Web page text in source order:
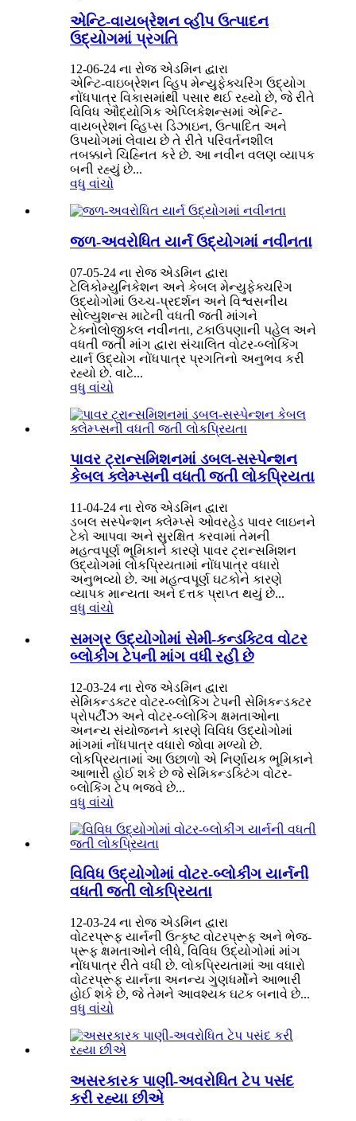
એન્ટિ-વાયબ્રેશન વ્હીપ ઉત્પાદન
ઉદ્યોગમાં પ્રગતિ
12-06-24 ના રોજ એડમિન દ્વારા
એન્ટિ-વાઇબ્રેશન વ્હિપ મેન્યુફેક્ચરિંગ ઉદ્યોગ
નોંધપાત્ર વિકાસમાંથી પસાર થઈ રહ્યો છે, જે રીતે
વિવિધ ઔદ્યોગિક એપ્લિકેશન્સમાં એન્ટિ-
વાયબ્રેશન વ્હિપ્સ ડિઝાઇન, ઉત્પાદિત અને
ઉપયોગમાં લેવાય છે તે રીતે પરિવર્તનશીલ
તબક્કાને ચિહ્નિત કરે છે. આ નવીન વલણ વ્યાપક
બની રહ્યું છે...
વધુ વાંચો
જળ-અવરોધિત યાર્ન ઉદ્યોગમાં નવીનતા
07-05-24 ના રોજ એડમિન દ્વારા
ટેલિકોમ્યુનિકેશન અને કેબલ મેન્યુફેક્ચરિંગ
ઉદ્યોગોમાં ઉચ્ચ-પ્રદર્શન અને વિશ્વસનીય
સોલ્યુશન્સ માટેની વધતી જતી માંગને
ટેક્નોલોજીકલ નવીનતા, ટકાઉપણાની પહેલ અને
વધતી જતી માંગ દ્વારા સંચાલિત વોટર-બ્લોકિંગ
યાર્ન ઉદ્યોગ નોંધપાત્ર પ્રગતિનો અનુભવ કરી
રહ્યો છે. વાટે...
વધુ વાંચો
પાવર ટ્રાન્સમિશનમાં ડબલ-સસ્પેન્શન
કેબલ ક્લેમ્પ્સની વધતી જતી લોકપ્રિયતા
11-04-24 ના રોજ એડમિન દ્વારા
ડબલ સસ્પેન્શન ક્લેમ્પ્સે ઓવરહેડ પાવર લાઇનને
ટેકો આપવા અને સુરક્ષિત કરવામાં તેમની
મહત્વપૂર્ણ ભૂમિકાને કારણે પાવર ટ્રાન્સમિશન
ઉદ્યોગમાં લોકપ્રિયતામાં નોંધપાત્ર વધારો
અનુભવ્યો છે. આ મહત્વપૂર્ણ ઘટકોને કારણે
વ્યાપક માન્યતા અને દત્તક પ્રાપ્ત થયું છે...
વધુ વાંચો
સમગ્ર ઉદ્યોગોમાં સેમી-કન્ડક્ટિવ વોટર
બ્લોકીંગ ટેપની માંગ વધી રહી છે
12-03-24 ના રોજ એડમિન દ્વારા
સેમિકન્ડક્ટર વોટર-બ્લોકિંગ ટેપની સેમિકન્ડક્ટર
પ્રોપર્ટીઝ અને વોટર-બ્લોકિંગ ક્ષમતાઓના
અનન્ય સંયોજનને કારણે વિવિધ ઉદ્યોગોમાં
માંગમાં નોંધપાત્ર વધારો જોવા મળ્યો છે.
લોકપ્રિયતામાં આ ઉછાળો એ નિર્ણાયક ભૂમિકાને
આભારી હોઈ શકે છે જે સેમિકન્ડક્ટિંગ વોટર-
બ્લોકિંગ ટેપ ભજવે છે...
વધુ વાંચો
વિવિધ ઉદ્યોગોમાં વોટર-બ્લોકીંગ યાર્નની
વધતી જતી લોકપ્રિયતા
12-03-24 ના રોજ એડમિન દ્વારા
વોટરપ્રૂફ યાર્નની ઉત્કૃષ્ટ વોટરપ્રૂફ અને ભેજ-
પ્રૂફ ક્ષમતાઓને લીધે, વિવિધ ઉદ્યોગોમાં માંગ
નોંધપાત્ર રીતે વધી છે. લોકપ્રિયતામાં આ વધારો
વોટરપ્રૂફ યાર્નના અનન્ય ગુણધર્મોને આભારી
હોઈ શકે છે, જે તેમને આવશ્યક ઘટક બનાવે છે...
વધુ વાંચો
અસરકારક પાણી-અવરોધિત ટેપ પસંદ
કરી રહ્યા છીએ